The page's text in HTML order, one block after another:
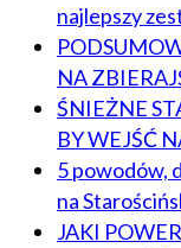
najlepszy
NA
ŚNIEŻNE
BY WEJŚĆ
5 powodów,
na
JAKI